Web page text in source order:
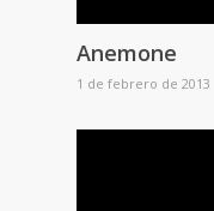
Anemone
1 de febrero de 2013